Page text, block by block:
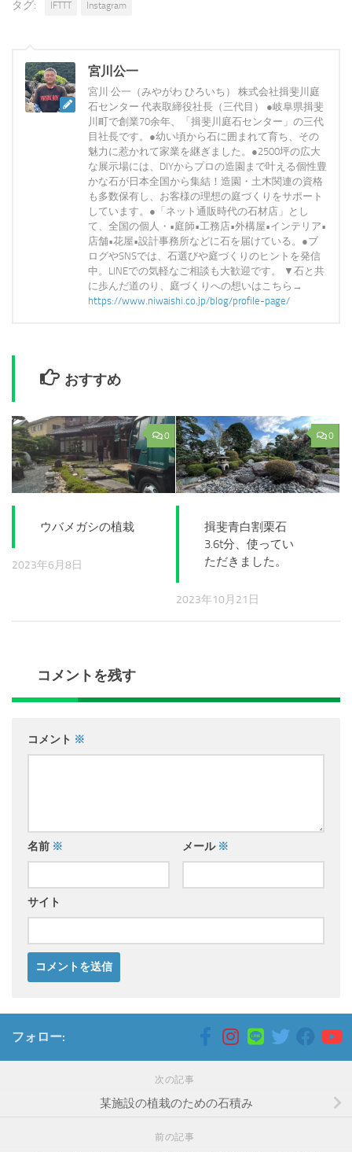
タグ: IFTTT Instagram
宮川公一
宮川 公一（みやがわ ひろいち） 株式会社揖斐川庭
石センター 代表取締役社長（三代目） ●岐阜県揖斐
川町で創業70余年、「揖斐川庭石センター」の三代
目社長です。●幼い頃から石に囲まれて育ち、その
魅力に惹かれて家業を継ぎました。●2500坪の広大
な展示場には、DIYからプロの造園まで叶える個性豊
かな石が日本全国から集結！造園・土木関連の資格
も多数保有し、お客様の理想の庭づくりをサポート
しています。●「ネット通販時代の石材店」とし
て、全国の個人・•庭師•工務店•外構屋•インテリア•
店舗•花屋•設計事務所などに石を届けている。●ブ
ログやSNSでは、石選びや庭づくりのヒントを発信
中。LINEでの気軽なご相談も大歓迎です。 ▼石と共
に歩んだ道のり、庭づくりへの想いはこちら→
https://www.niwaishi.co.jp/blog/profile-page/
おすすめ
0
ウバメガシの植栽
2023年6月8日
0
揖斐青白割栗石
3.6t分、使ってい
ただきました。
2023年10月21日
コメントを残す
コメント ※
名前 ※ メール ※
サイト
フォロー:
次の記事
某施設の植栽のための石積み
前の記事